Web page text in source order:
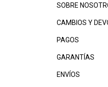
SOBRE
CAMBIOS Y
PAGOS
GARANTÍAS
ENVÍOS